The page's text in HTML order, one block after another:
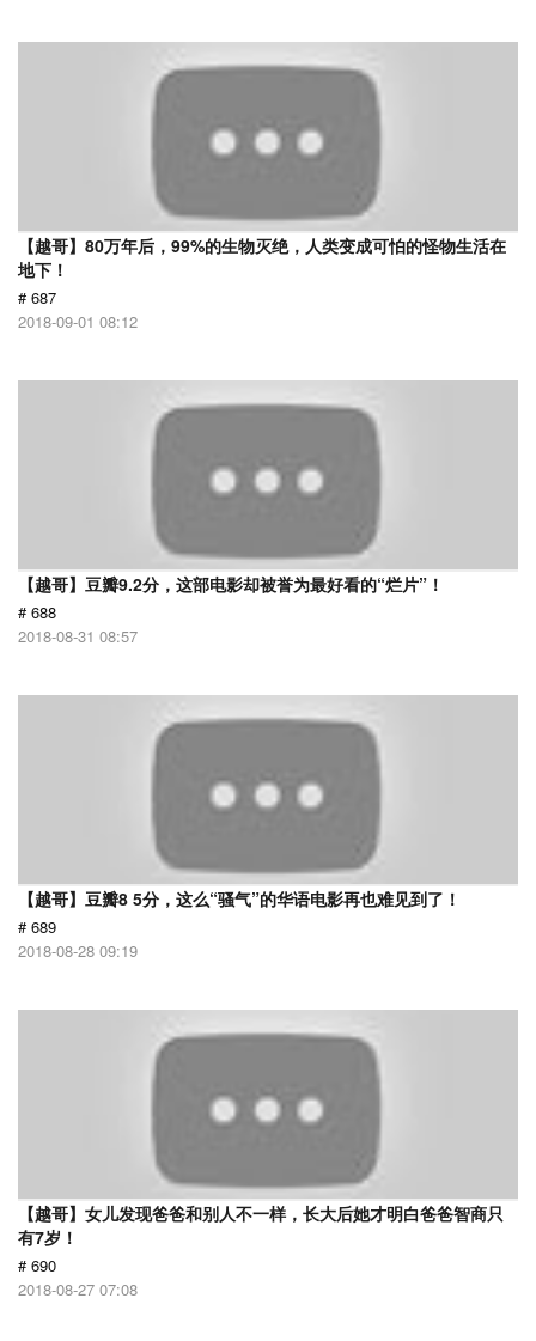
【越哥】80万年后，99%的生物灭绝，人类变成可怕的怪物生活在
地下！
# 687
2018-09-01 08:12
【越哥】豆瓣9.2分，这部电影却被誉为最好看的“烂片”！
# 688
2018-08-31 08:57
【越哥】豆瓣8 5分，这么“骚气”的华语电影再也难见到了！
# 689
2018-08-28 09:19
【越哥】女儿发现爸爸和别人不一样，长大后她才明白爸爸智商只
有7岁！
# 690
2018-08-27 07:08